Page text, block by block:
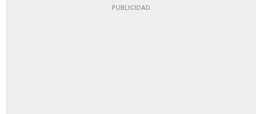
PUBLICIDAD